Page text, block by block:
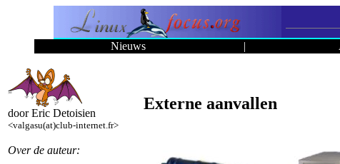
Nieuws |
door Eric Detoisien
<valgasu(at)club-internet.fr>
Over de auteur:
Externe aanvallen